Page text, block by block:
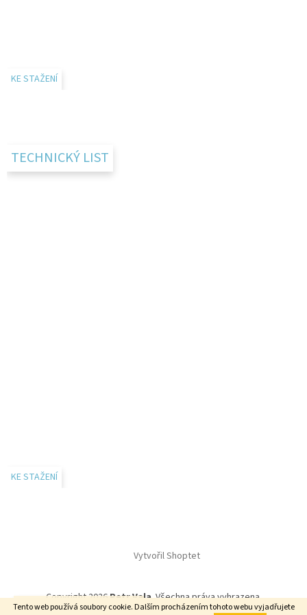
Tento web používá soubory cookie. Dalším procházením tohoto webu vyjadřujete
E-SHOP je právě ve výstavbě.
KE STAŽENÍ
TECHNICKÝ LIST
KE STAŽENÍ
Vytvořil Shoptet
Copyright 2026Petr Vala. Všechna práva vyhrazena.